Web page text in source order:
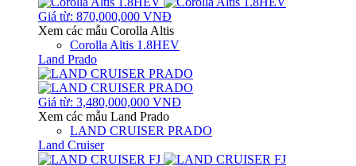
Giá từ: 870,000,000 VNĐ
Xem các mẫu Corolla Altis
Corolla Altis 1.8HEV
Land Prado
Giá từ: 3,480,000,000 VNĐ
Xem các mẫu Land Prado
LAND CRUISER PRADO
Land Cruiser